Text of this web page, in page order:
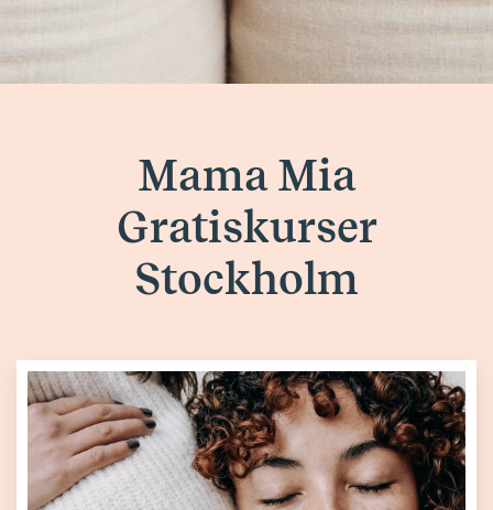
Mama Mia
Gratiskurser
Stockholm